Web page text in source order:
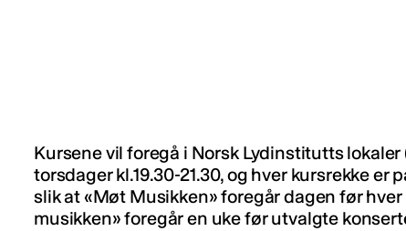
Kursene vil foregå i Norsk Lydinstitutts
torsdager kl.19.30-21.30, og hver kursrekke er
slik at «Møt Musikken» foregår dagen før
musikken» foregår en uke før utvalgte